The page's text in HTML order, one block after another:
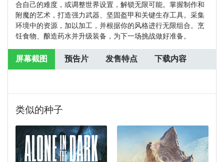
合自己的难度，或调整世界设置，解锁无限可能。掌握制作和
附魔的艺术，打造强力武器、坚固盔甲和关键生存工具。采集
环境中的资源，加以加工，并根据你的风格进行无限组合。烹
饪食物、酿造药水并升级装备，为下一场挑战做好准备。
屏幕截图 预告片 发售特点 下载内容
类似的种子